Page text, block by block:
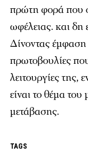
πρώτη φορά που
ωφέλειας. και δη
Δίνοντας έµφαση
πρωτοβουλίες
λειτουργίες
είναι το θέµα
µετάβασης.
TAGS